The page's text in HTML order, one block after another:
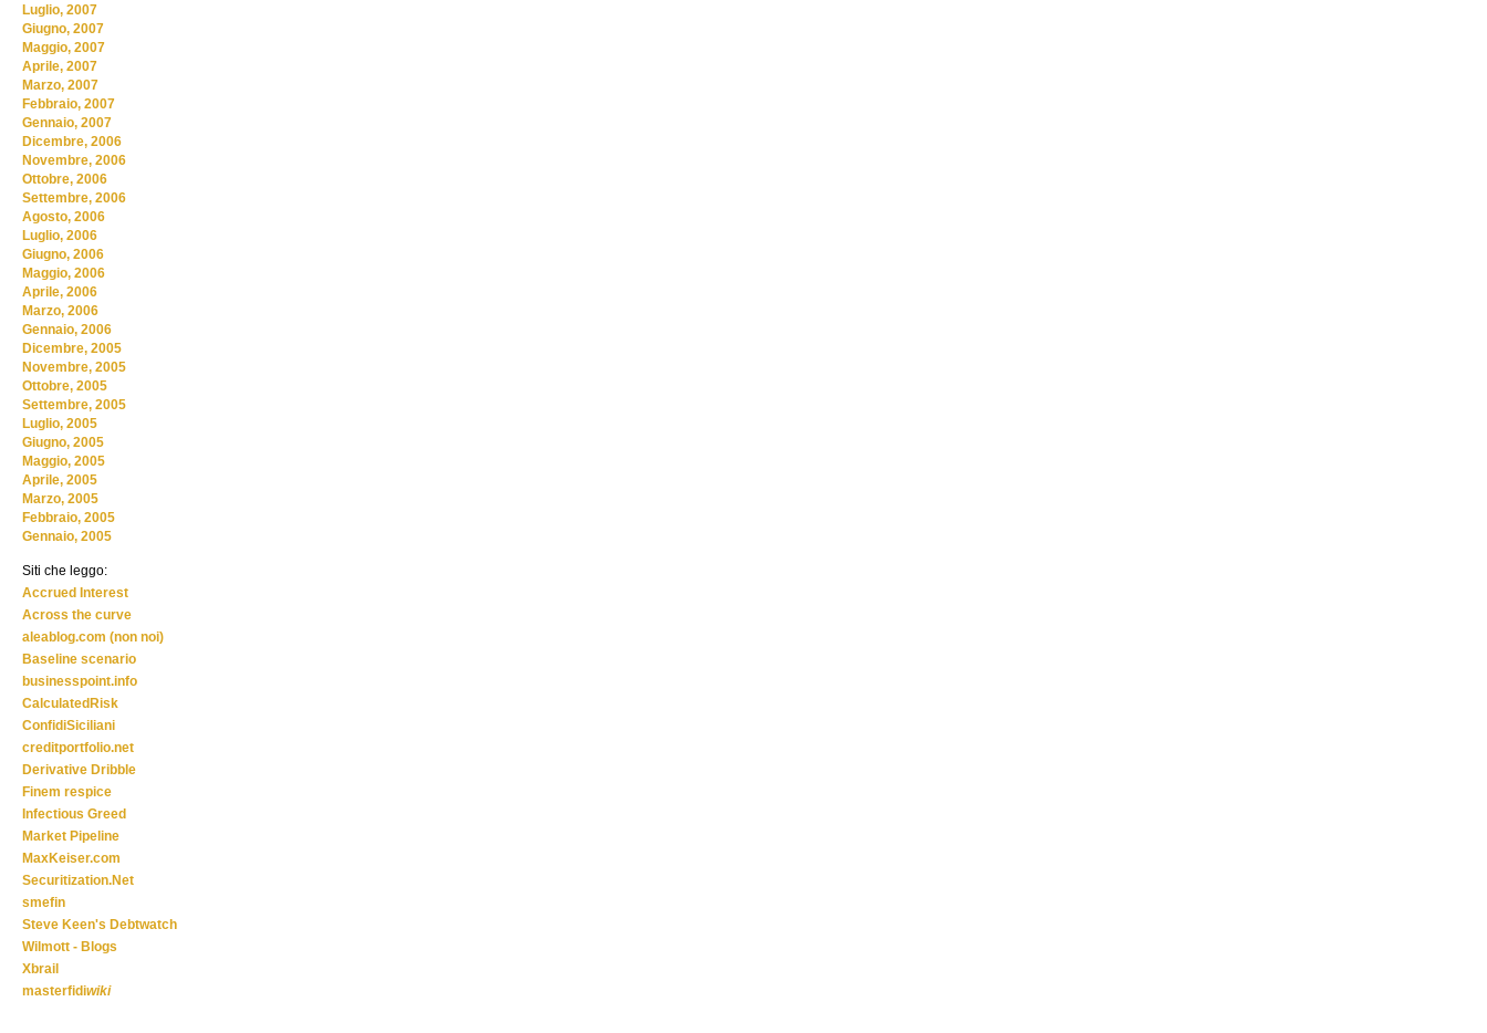
Luglio, 2007
Giugno, 2007
Maggio, 2007
Aprile, 2007
Marzo, 2007
Febbraio, 2007
Gennaio, 2007
Dicembre, 2006
Novembre, 2006
Ottobre, 2006
Settembre, 2006
Agosto, 2006
Luglio, 2006
Giugno, 2006
Maggio, 2006
Aprile, 2006
Marzo, 2006
Gennaio, 2006
Dicembre, 2005
Novembre, 2005
Ottobre, 2005
Settembre, 2005
Luglio, 2005
Giugno, 2005
Maggio, 2005
Aprile, 2005
Marzo, 2005
Febbraio, 2005
Gennaio, 2005
Siti che leggo:
Accrued Interest
Across the curve
aleablog.com (non noi)
Baseline scenario
businesspoint.info
CalculatedRisk
ConfidiSiciliani
creditportfolio.net
Derivative Dribble
Finem respice
Infectious Greed
Market Pipeline
MaxKeiser.com
Securitization.Net
smefin
Steve Keen's Debtwatch
Wilmott - Blogs
Xbrail
masterfidiwiki